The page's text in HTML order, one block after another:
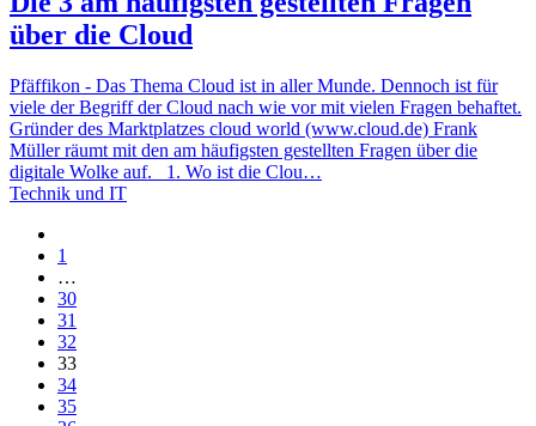
über die Cloud
Pfäffikon - Das Thema Cloud ist in aller Munde. Dennoch ist für
viele der Begriff der Cloud nach wie vor mit vielen Fragen behaftet.
Gründer des Marktplatzes cloud world (www.cloud.de) Frank
Müller räumt mit den am häufigsten gestellten Fragen über die
digitale Wolke auf. 1. Wo ist die Clou…
Technik und IT
1
…
30
31
32
33
34
35